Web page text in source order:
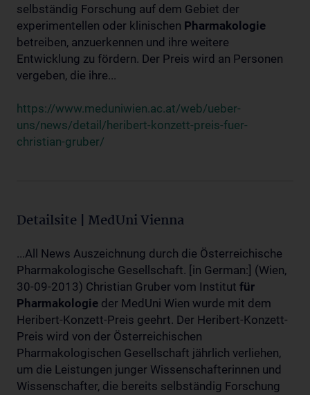
selbständig Forschung auf dem Gebiet der
experimentellen oder klinischen Pharmakologie
betreiben, anzuerkennen und ihre weitere
Entwicklung zu fördern. Der Preis wird an Personen
vergeben, die ihre...
https://www.meduniwien.ac.at/web/ueber-
uns/news/detail/heribert-konzett-preis-fuer-
christian-gruber/
Detailsite | MedUni Vienna
...All News Auszeichnung durch die Österreichische
Pharmakologische Gesellschaft. [in German:] (Wien,
30-09-2013) Christian Gruber vom Institut für
Pharmakologie der MedUni Wien wurde mit dem
Heribert-Konzett-Preis geehrt. Der Heribert-Konzett-
Preis wird von der Österreichischen
Pharmakologischen Gesellschaft jährlich verliehen,
um die Leistungen junger Wissenschafterinnen und
Wissenschafter, die bereits selbständig Forschung